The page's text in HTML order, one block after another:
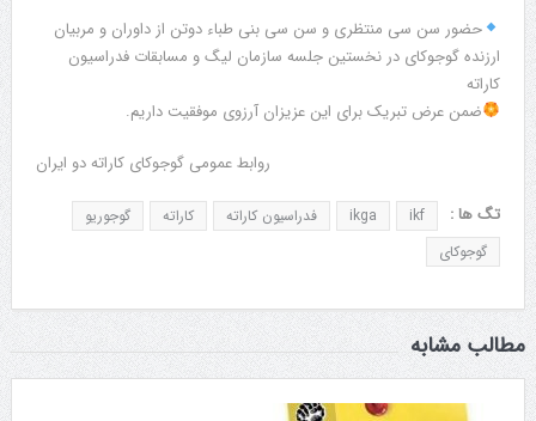
حضور سن سی منتظری و سن سی بنی طباء دوتن از داوران و مربیان
ارزنده گوجوکای در نخستین جلسه سازمان لیگ و مسابقات فدراسیون
کاراته
ضمن عرض تبریک برای این عزیزان آرزوی موفقیت داریم.
روابط عمومی گوجوکای کاراته دو ایران
تگ ها : ikf
ikga فدراسیون کاراته کاراته
گوجوریو
گوجوکای
مطالب مشابه